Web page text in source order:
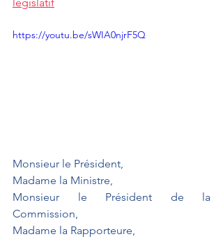
https://youtu.be/sWIA0njrF5Q
Monsieur le Président,
Madame la Ministre,
Monsieur le Président de la
Commission,
Madame la Rapporteure,